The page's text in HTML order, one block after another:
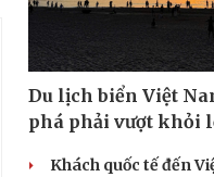
Du lịch biển Việt
phá phải vượt khỏi
Khách quốc tế đến